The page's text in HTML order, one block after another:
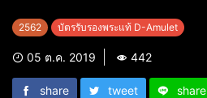
2562 บัตรรับรองพระแท้ D-Amulet
05 ต.ค. 2019 442
share tweet share